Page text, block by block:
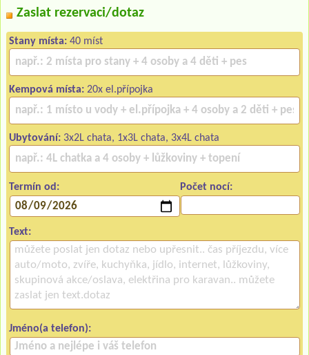
Zaslat rezervaci/dotaz
Stany místa: 40 míst
Kempová místa: 20x el.přípojka
Ubytování: 3x2L chata, 1x3L chata, 3x4L chata
Termín od: Počet nocí:
Text:
Jméno(a telefon):